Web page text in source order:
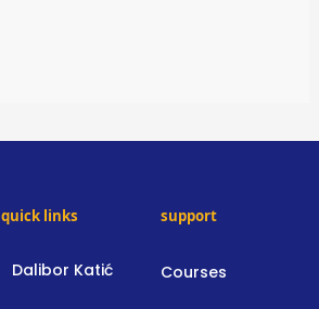
quick links
Dalibor Katić
support
Courses